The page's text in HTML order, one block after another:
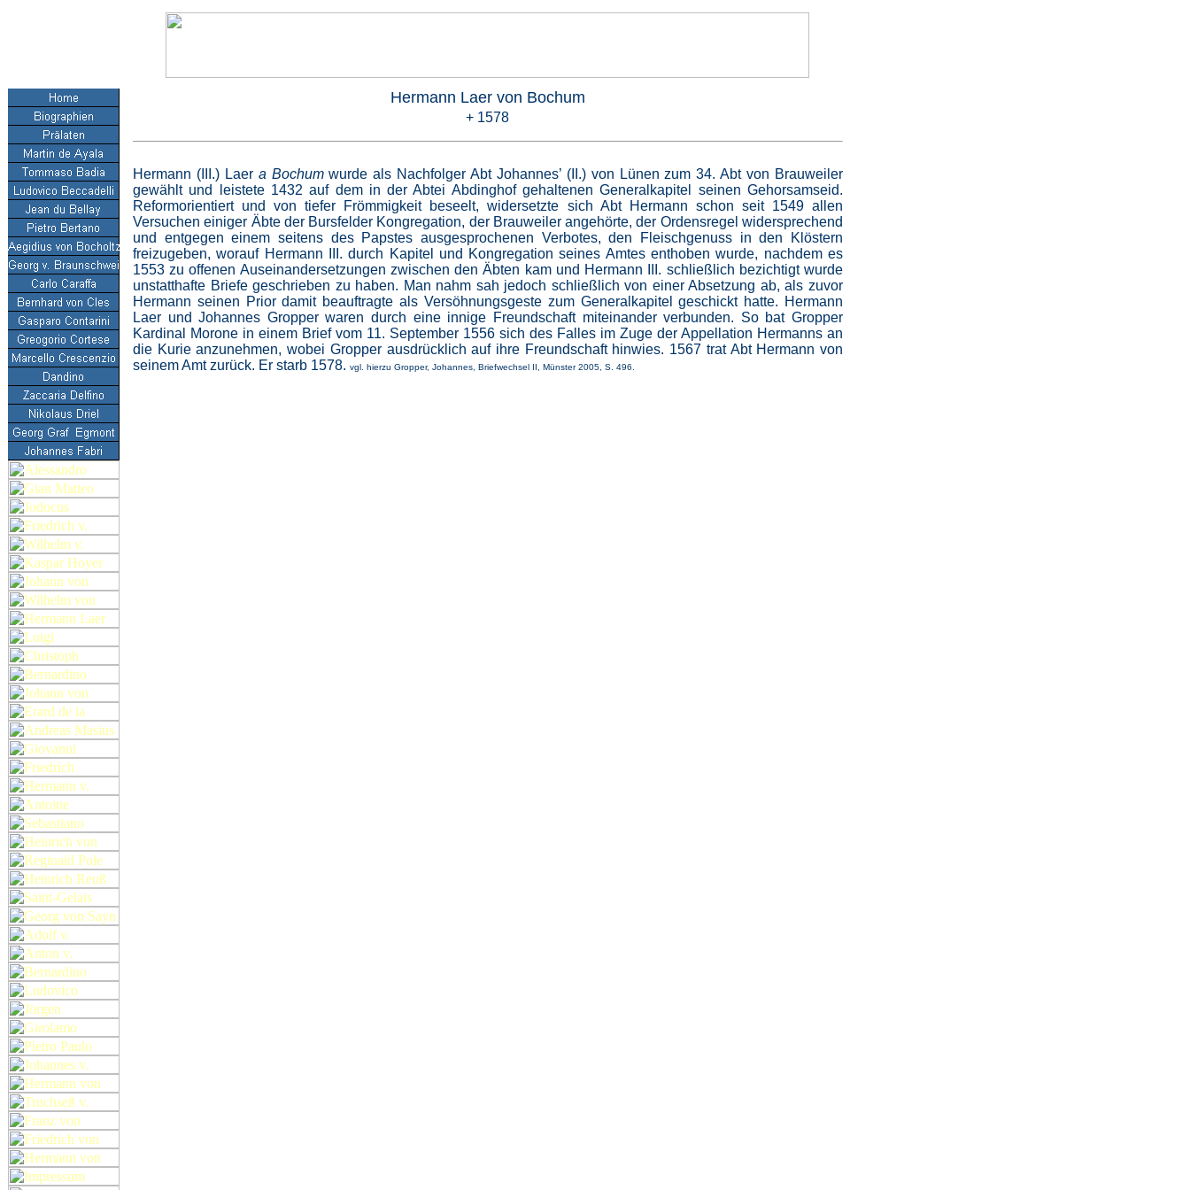
Hermann Laer von Bochum
+ 1578
Hermann (III.) Laer a Bochumwurde als Nachfolger Abt Johannes’ (II.) von Lünen zum 34. Abt von Brauweiler
gewählt und leistete 1432 auf dem in der Abtei Abdinghof gehaltenen Generalkapitel seinen Gehorsamseid.
Reformorientiert und von tiefer Frömmigkeit beseelt, widersetzte sich Abt Hermann schon seit 1549 allen
Versuchen einiger Äbte der Bursfelder Kongregation, der Brauweiler angehörte, der Ordensregel widersprechend
und entgegen einem seitens des Papstes ausgesprochenen Verbotes, den Fleischgenuss in den Klöstern
freizugeben, worauf Hermann III. durch Kapitel und Kongregation seines Amtes enthoben wurde, nachdem es
1553 zu offenen Auseinandersetzungen zwischen den Äbten kam und Hermann III. schließlich bezichtigt wurde
unstatthafte Briefe geschrieben zu haben. Man nahm sah jedoch schließlich von einer Absetzung ab, als zuvor
Hermann seinen Prior damit beauftragte als Versöhnungsgeste zum Generalkapitel geschickt hatte. Hermann
Laer und Johannes Gropper waren durch eine innige Freundschaft miteinander verbunden. So bat Gropper
Kardinal Morone in einem Brief vom 11. September 1556 sich des Falles im Zuge der Appellation Hermanns an
die Kurie anzunehmen, wobei Gropper ausdrücklich auf ihre Freundschaft hinwies. 1567 trat Abt Hermann von
seinem Amt zurück. Er starb 1578. vgl. hierzu Gropper, Johannes, Briefwechsel II, Münster 2005, S. 496.